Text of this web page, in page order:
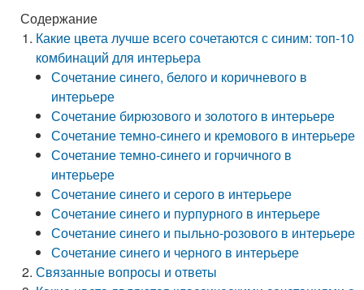
Содержание
Какие цвета лучше всего сочетаются с синим: топ-10
комбинаций для интерьера
Сочетание синего, белого и коричневого в
интерьере
Сочетание бирюзового и золотого в интерьере
Сочетание темно-синего и кремового в интерьере
Сочетание темно-синего и горчичного в
интерьере
Сочетание синего и серого в интерьере
Сочетание синего и пурпурного в интерьере
Сочетание синего и пыльно-розового в интерьере
Сочетание синего и черного в интерьере
Связанные вопросы и ответы